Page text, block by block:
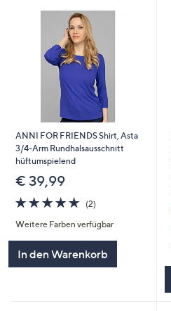
ANNI FOR FRIENDS Shirt, Asta
3/4-Arm Rundhalsausschnitt
hüftumspielend
€ 39,99
5.0
von
5
(2)2
Weitere Farben verfügbar
In den Warenkorb